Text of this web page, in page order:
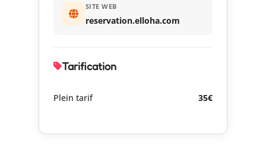
SITE WEB
reservation.elloha.com
Tarification
Plein tarif 35€